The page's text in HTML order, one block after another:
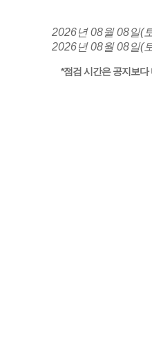
2026년 08월 08일(
2026년 08월 08일(
*점검 시간은 공지보